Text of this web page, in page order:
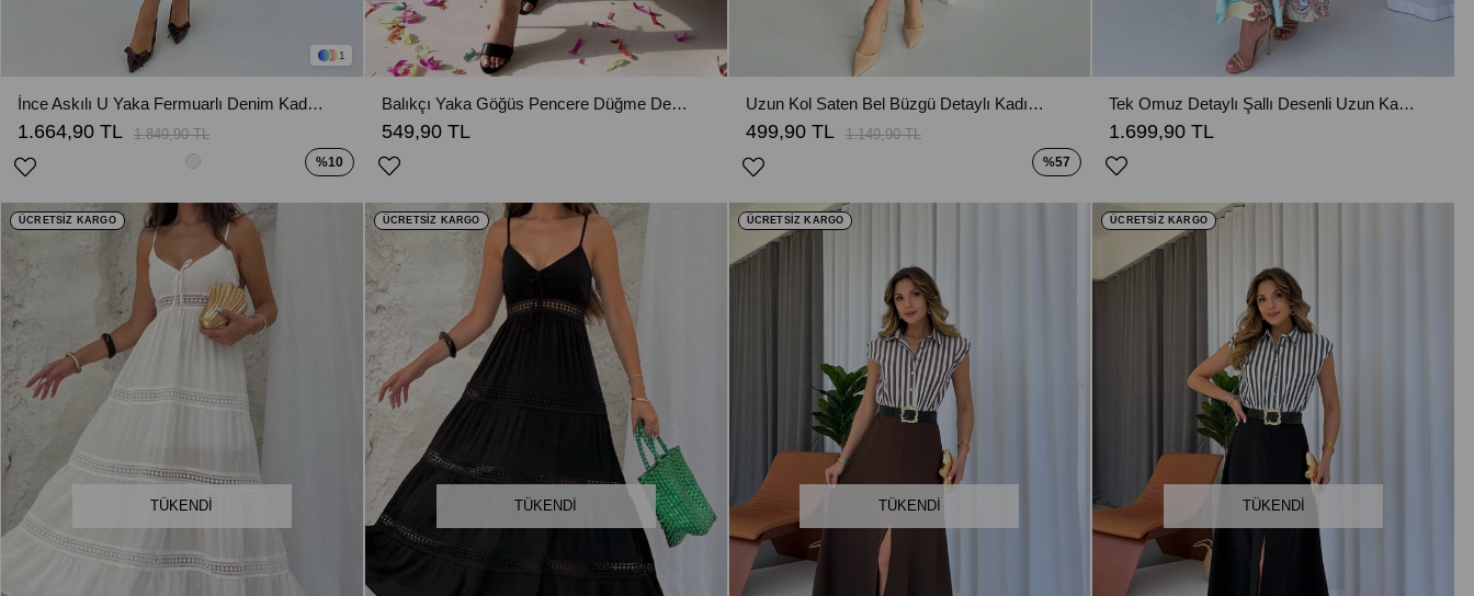
1
İnce Askılı U Yaka Fermuarlı Denim Kadın Elbise - Koyu Mavi
1.664,90 TL 1.849,90 TL
%10
Balıkçı Yaka Göğüs Pencere Düğme Detaylı Detaylı Kadın Elbise - Kırmızı
549,90 TL
Uzun Kol Saten Bel Büzgü Detaylı Kadın Elbise - Yeşil
499,90 TL 1.149,90 TL
%57
Tek Omuz Detaylı Şallı Desenli Uzun Kadın Elbise
1.699,90 TL
TÜKENDI
ÜCRETSİZ KARGO
TÜKENDI
ÜCRETSİZ KARGO
TÜKENDI
ÜCRETSİZ KARGO
TÜKENDI
ÜCRETSİZ KARGO